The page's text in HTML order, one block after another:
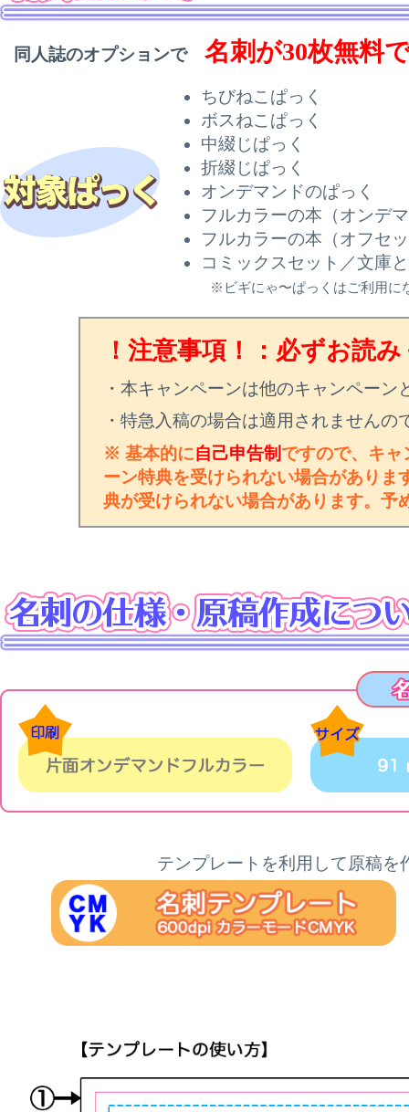
同人誌のオプションで 名刺が30枚無料
ちびねこぱっく
ボスねこぱっく
中綴じぱっく
折綴じぱっく
オンデマンドのぱっく
フルカラーの本（オンデ
フルカラーの本（オフセ
コミックスセット／文庫
※ビギにゃ〜ぱっくはご利用に
！注意事項！：必ずお読
・本キャンペーンは他のキャンペーン
・特急入稿の場合は適用されませんの
※ 基本的に自己申告制 ですので、キ
ーン特典を受けられない場合がありま
典が受けられない場合があります。予
テンプレートを利用して原稿を